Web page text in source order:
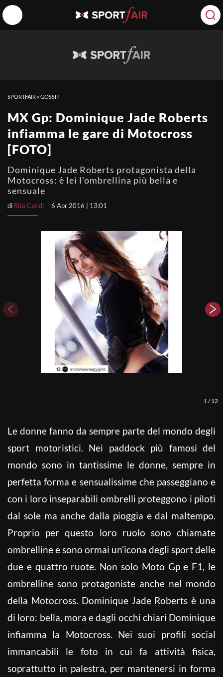
SPORTFAIR »GOSSIP
MX Gp: Dominique Jade Roberts
infiamma le gare di Motocross
[FOTO]
Dominique Jade Roberts protagonista della
Motocross: è lei l'ombrellina più bella e
sensuale
di Rita Caridi 6 Apr 2016 | 13:01
1 /12
Le donne fanno da sempre parte del mondo degli
sport motoristici. Nei paddock più famosi del
mondo sono in tantissime le donne, sempre in
perfetta forma e sensualissime che passeggiano e
con i loro inseparabili ombrelli proteggono i piloti
dal sole ma anche dalla pioggia e dal maltempo.
Proprio per questo loro ruolo sono chiamate
ombrelline e sono ormai un’icona degli sport delle
due e quattro ruote. Non solo Moto Gp e F1, le
ombrelline sono protagoniste anche nel mondo
della Motocross. Dominique Jade Roberts è una
di loro: bella, mora e dagli occhi chiari Dominique
infiamma la Motocross. Nei suoi profili social
immancabili le foto in cui fa attività fisica,
soprattutto in palestra, per mantenersi in forma